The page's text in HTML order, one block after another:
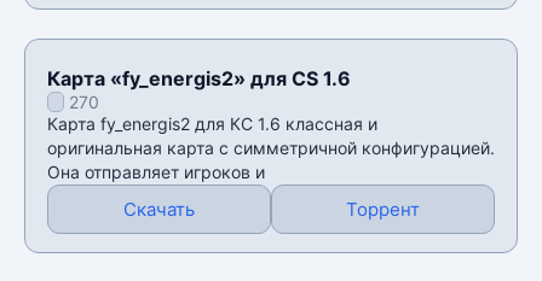
Карта «fy_energis2» для CS 1.6
270
Карта fy_energis2 для КС 1.6 классная и
оригинальная карта с симметричной конфигурацией.
Она отправляет игроков и
Скачать Торрент